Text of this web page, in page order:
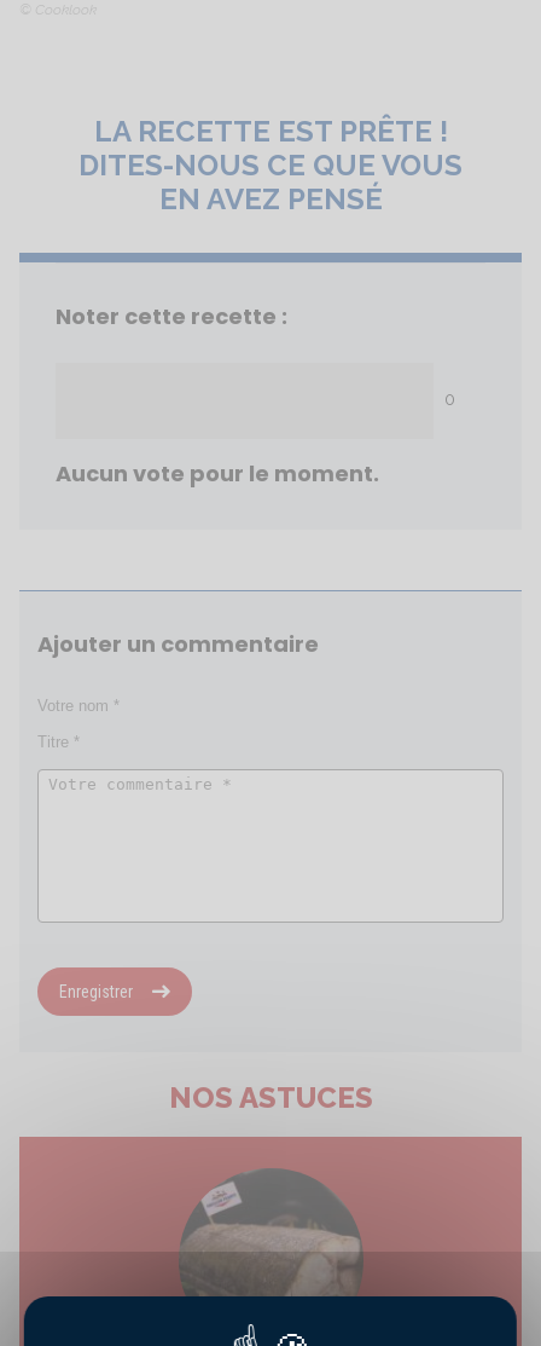
© Cooklook
LA RECETTE EST PRÊTE !
DITES-NOUS CE QUE VOUS
EN AVEZ PENSÉ
Noter cette recette :
0
Aucun vote pour le moment.
Ajouter un commentaire
Enregistrer
NOS ASTUCES